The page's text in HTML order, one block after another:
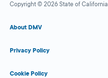
Copyright © 2026 State of California
About DMV
Privacy Policy
Cookie Policy